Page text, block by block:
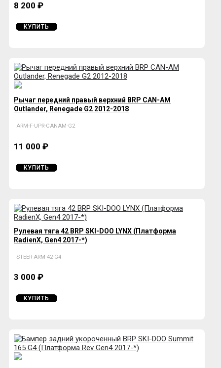
8 200 ₽
КУПИТЬ
Рычаг передний правый верхний BRP CAN-AM
Outlander, Renegade G2 2012-2018
ARM-F-UPR-CANAM-G2
11 000 ₽
КУПИТЬ
Рулевая тяга 42 BRP SKI-DOO LYNX (Платформа
RadienX, Gen4 2017-*)
STEER-ARM-42-G4
3 000 ₽
КУПИТЬ